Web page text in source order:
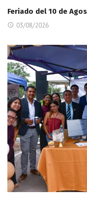
Feriado del 10 de
03/08/2026